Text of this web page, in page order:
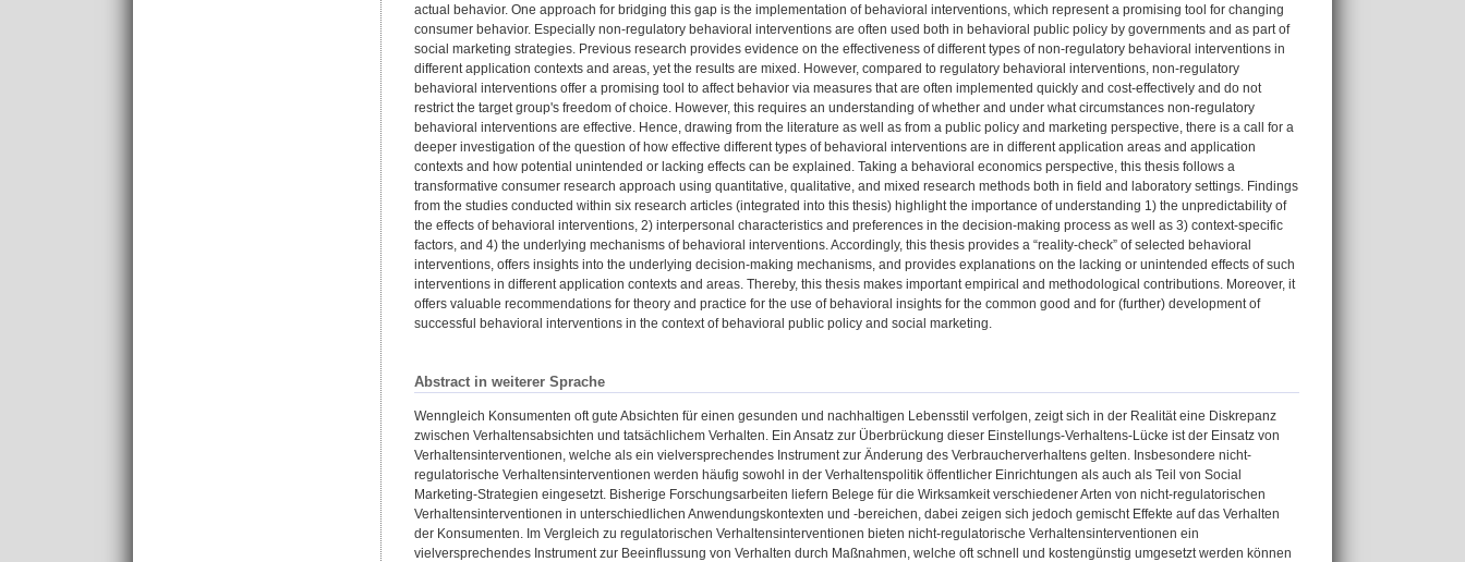
actual behavior. One approach for bridging this gap is the implementation of behavioral interventions, which represent a promising tool for changing
consumer behavior. Especially non-regulatory behavioral interventions are often used both in behavioral public policy by governments and as part of
social marketing strategies. Previous research provides evidence on the effectiveness of different types of non-regulatory behavioral interventions in
different application contexts and areas, yet the results are mixed. However, compared to regulatory behavioral interventions, non-regulatory
behavioral interventions offer a promising tool to affect behavior via measures that are often implemented quickly and cost-effectively and do not
restrict the target group's freedom of choice. However, this requires an understanding of whether and under what circumstances non-regulatory
behavioral interventions are effective. Hence, drawing from the literature as well as from a public policy and marketing perspective, there is a call for a
deeper investigation of the question of how effective different types of behavioral interventions are in different application areas and application
contexts and how potential unintended or lacking effects can be explained. Taking a behavioral economics perspective, this thesis follows a
transformative consumer research approach using quantitative, qualitative, and mixed research methods both in field and laboratory settings. Findings
from the studies conducted within six research articles (integrated into this thesis) highlight the importance of understanding 1) the unpredictability of
the effects of behavioral interventions, 2) interpersonal characteristics and preferences in the decision-making process as well as 3) context-specific
factors, and 4) the underlying mechanisms of behavioral interventions. Accordingly, this thesis provides a “reality-check” of selected behavioral
interventions, offers insights into the underlying decision-making mechanisms, and provides explanations on the lacking or unintended effects of such
interventions in different application contexts and areas. Thereby, this thesis makes important empirical and methodological contributions. Moreover, it
offers valuable recommendations for theory and practice for the use of behavioral insights for the common good and for (further) development of
successful behavioral interventions in the context of behavioral public policy and social marketing.
Abstract in weiterer Sprache
Wenngleich Konsumenten oft gute Absichten für einen gesunden und nachhaltigen Lebensstil verfolgen, zeigt sich in der Realität eine Diskrepanz
zwischen Verhaltensabsichten und tatsächlichem Verhalten. Ein Ansatz zur Überbrückung dieser Einstellungs-Verhaltens-Lücke ist der Einsatz von
Verhaltensinterventionen, welche als ein vielversprechendes Instrument zur Änderung des Verbraucherverhaltens gelten. Insbesondere nicht-
regulatorische Verhaltensinterventionen werden häufig sowohl in der Verhaltenspolitik öffentlicher Einrichtungen als auch als Teil von Social
Marketing-Strategien eingesetzt. Bisherige Forschungsarbeiten liefern Belege für die Wirksamkeit verschiedener Arten von nicht-regulatorischen
Verhaltensinterventionen in unterschiedlichen Anwendungskontexten und -bereichen, dabei zeigen sich jedoch gemischt Effekte auf das Verhalten
der Konsumenten. Im Vergleich zu regulatorischen Verhaltensinterventionen bieten nicht-regulatorische Verhaltensinterventionen ein
vielversprechendes Instrument zur Beeinflussung von Verhalten durch Maßnahmen, welche oft schnell und kostengünstig umgesetzt werden können